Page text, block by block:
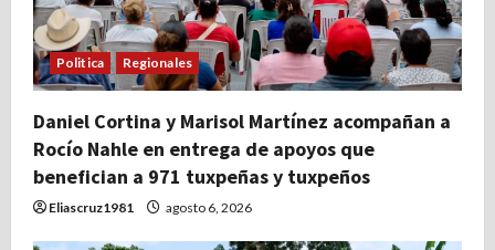
Politica Regionales
Daniel Cortina y Marisol Martínez acompañan a
Rocío Nahle en entrega de apoyos que
benefician a 971 tuxpeñas y tuxpeños
Eliascruz1981 agosto 6, 2026